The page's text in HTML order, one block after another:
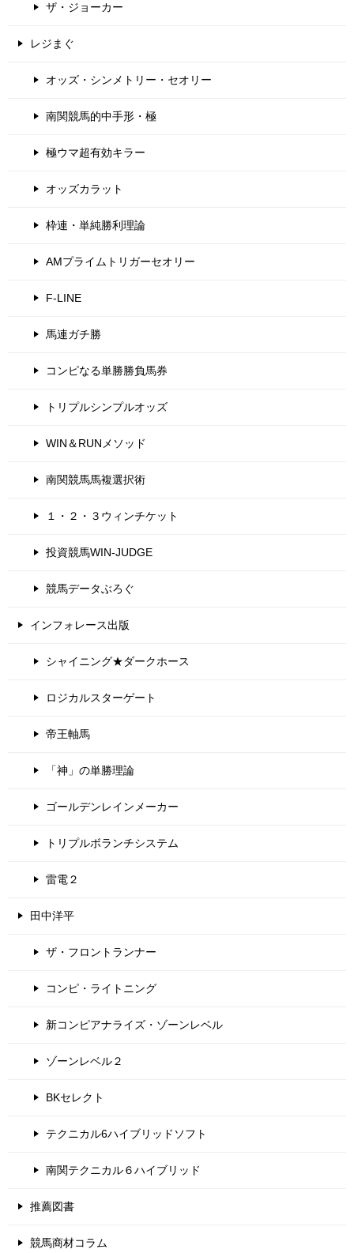
ザ・ジョーカー
レジまぐ
オッズ・シンメトリー・セオリー
南関競馬的中手形・極
極ウマ超有効キラー
オッズカラット
枠連・単純勝利理論
AMプライムトリガーセオリー
F-LINE
馬連ガチ勝
コンピなる単勝勝負馬券
トリプルシンプルオッズ
WIN＆RUNメソッド
南関競馬馬複選択術
１・２・３ウィンチケット
投資競馬WIN-JUDGE
競馬データぶろぐ
インフォレース出版
シャイニング★ダークホース
ロジカルスターゲート
帝王軸馬
「神」の単勝理論
ゴールデンレインメーカー
トリプルボランチシステム
雷電２
田中洋平
ザ・フロントランナー
コンピ・ライトニング
新コンピアナライズ・ゾーンレベル
ゾーンレベル２
BKセレクト
テクニカル6ハイブリッドソフト
南関テクニカル６ハイブリッド
推薦図書
競馬商材コラム